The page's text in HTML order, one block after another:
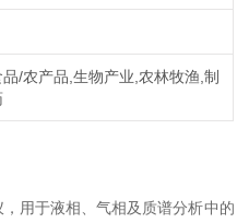
/农产品,生物产业,农林牧渔,制
用于液相、气相及质谱分析中的